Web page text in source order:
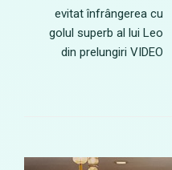
evitat înfrângerea cu
golul superb al lui Leo
din prelungiri VIDEO